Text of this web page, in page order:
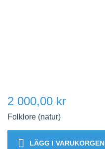
2 000,00 kr
Folklore (natur)
LÄGG I VARUKORGEN